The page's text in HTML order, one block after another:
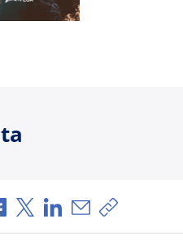
Condividi via Facebook
Condividi via X
Condividi via
Condividi via e-
Copia link